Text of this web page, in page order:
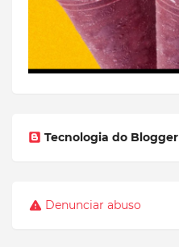
Tecnologia do Blogger
Denunciar abuso